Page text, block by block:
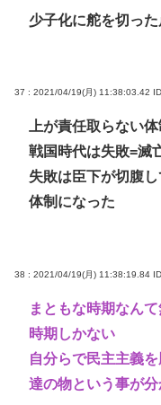
少子化に舵を切っ
37 : 2021/04/19(月) 11:38:03.42
上が責任取らない
戦国時代は失敗=滅
失敗は臣下が切腹
体制になった
38 : 2021/04/19(月) 11:38:19.84
まともな時期なん
時期しかない
自分らで民主主義
達の物という事が